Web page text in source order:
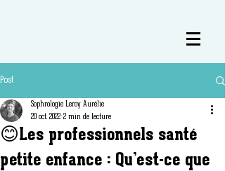
Post
😊Les professionnels santé
petite enfance : Qu’est-ce que
Sophrologie Leroy Aurélie
20 oct. 2022 2 min de lecture